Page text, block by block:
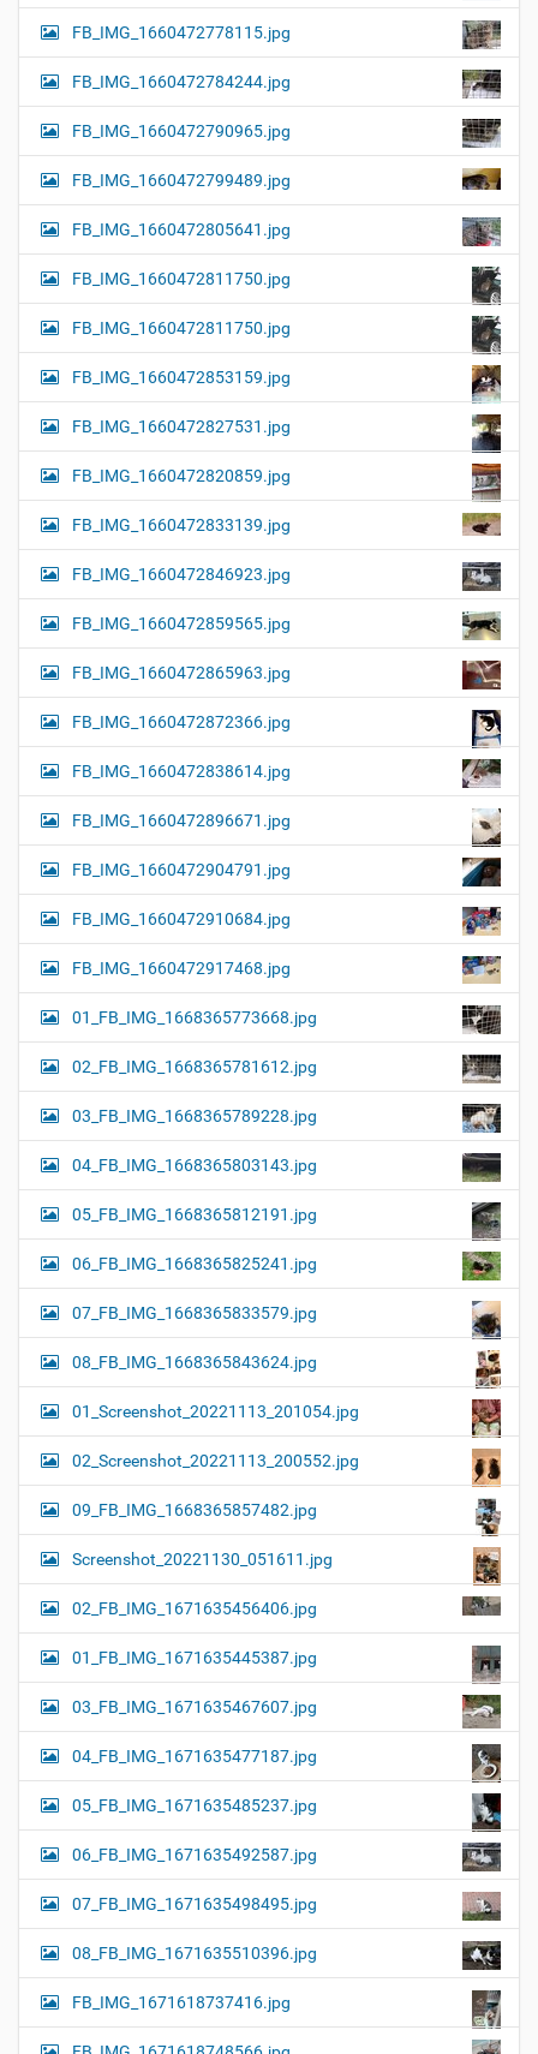
FB_IMG_1660472778115.jpg
FB_IMG_1660472784244.jpg
FB_IMG_1660472790965.jpg
FB_IMG_1660472799489.jpg
FB_IMG_1660472805641.jpg
FB_IMG_1660472811750.jpg
FB_IMG_1660472811750.jpg
FB_IMG_1660472853159.jpg
FB_IMG_1660472827531.jpg
FB_IMG_1660472820859.jpg
FB_IMG_1660472833139.jpg
FB_IMG_1660472846923.jpg
FB_IMG_1660472859565.jpg
FB_IMG_1660472865963.jpg
FB_IMG_1660472872366.jpg
FB_IMG_1660472838614.jpg
FB_IMG_1660472896671.jpg
FB_IMG_1660472904791.jpg
FB_IMG_1660472910684.jpg
FB_IMG_1660472917468.jpg
01_FB_IMG_1668365773668.jpg
02_FB_IMG_1668365781612.jpg
03_FB_IMG_1668365789228.jpg
04_FB_IMG_1668365803143.jpg
05_FB_IMG_1668365812191.jpg
06_FB_IMG_1668365825241.jpg
07_FB_IMG_1668365833579.jpg
08_FB_IMG_1668365843624.jpg
01_Screenshot_20221113_201054.jpg
02_Screenshot_20221113_200552.jpg
09_FB_IMG_1668365857482.jpg
Screenshot_20221130_051611.jpg
02_FB_IMG_1671635456406.jpg
01_FB_IMG_1671635445387.jpg
03_FB_IMG_1671635467607.jpg
04_FB_IMG_1671635477187.jpg
05_FB_IMG_1671635485237.jpg
06_FB_IMG_1671635492587.jpg
07_FB_IMG_1671635498495.jpg
08_FB_IMG_1671635510396.jpg
FB_IMG_1671618737416.jpg